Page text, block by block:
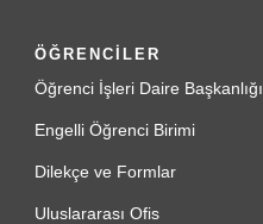
ÖĞRENCİLER
Öğrenci İşleri Daire Başkanlığı
Engelli Öğrenci Birimi
Dilekçe ve Formlar
Uluslararası Ofis